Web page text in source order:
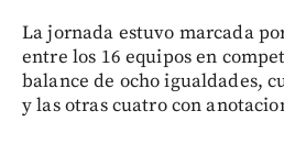
La jornada estuvo marcada
entre los 16 equipos en
balance de ocho igualdades,
y las otras cuatro con